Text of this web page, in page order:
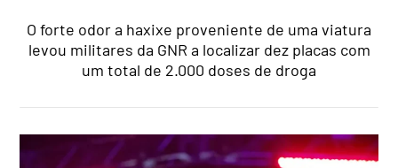
O forte odor a haxixe proveniente de uma viatura
levou militares da GNR a localizar dez placas com
um total de 2.000 doses de droga